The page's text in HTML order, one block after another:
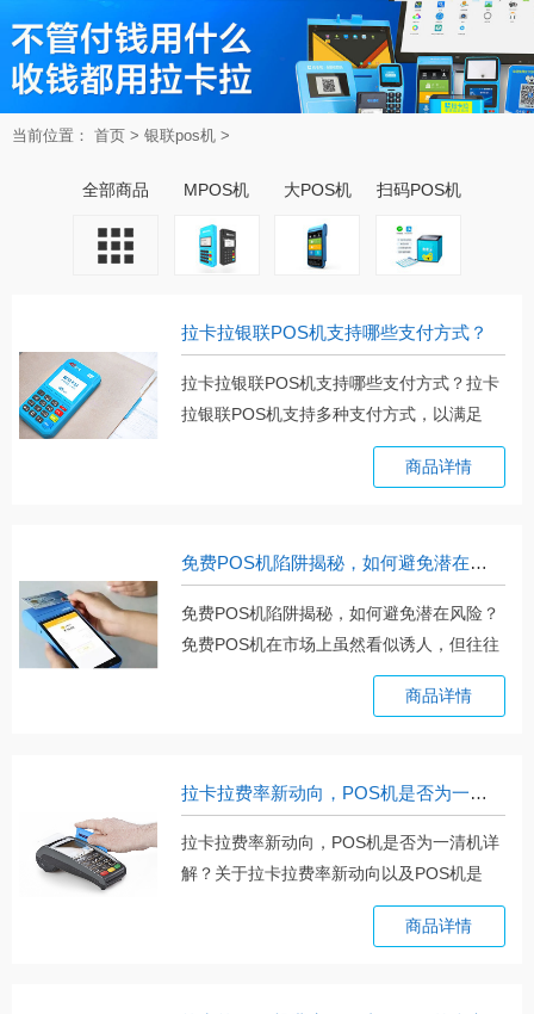
当前位置： 首页 > 银联pos机 >
全部商品 MPOS机 大POS机 扫码POS机
拉卡拉银联POS机支持哪些支付方式？
拉卡拉银联POS机支持哪些支付方式？拉卡
拉银联POS机支持多种支付方式，以满足
商品详情
免费POS机陷阱揭秘，如何避免潜在风险？
免费POS机陷阱揭秘，如何避免潜在风险？
免费POS机在市场上虽然看似诱人，但往往
商品详情
拉卡拉费率新动向，POS机是否为一清机详解？
拉卡拉费率新动向，POS机是否为一清机详
解？关于拉卡拉费率新动向以及POS机是
商品详情